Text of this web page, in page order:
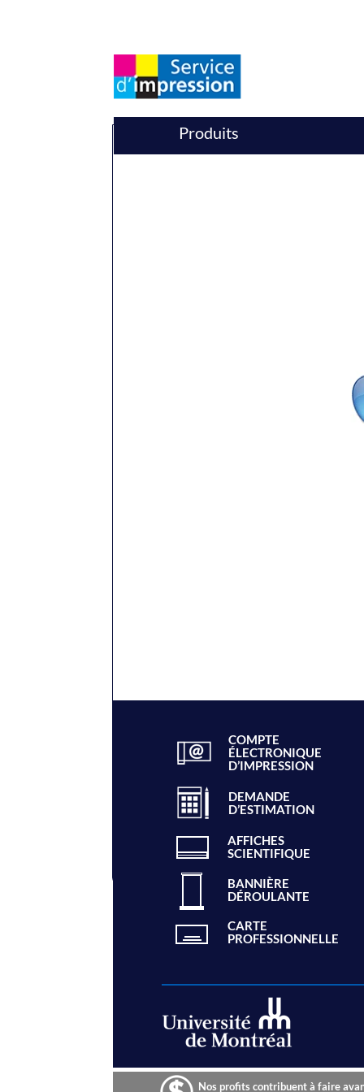
COMPTE
ÉLECTRONIQUE
D’IMPRESSION
DEMANDE
D’ESTIMATION
AFFICHES
SCIENTIFIQUE
BANNIÈRE
DÉROULANTE
CARTE
PROFESSIONNELLE
Nos profits contribuent à faire
Produits